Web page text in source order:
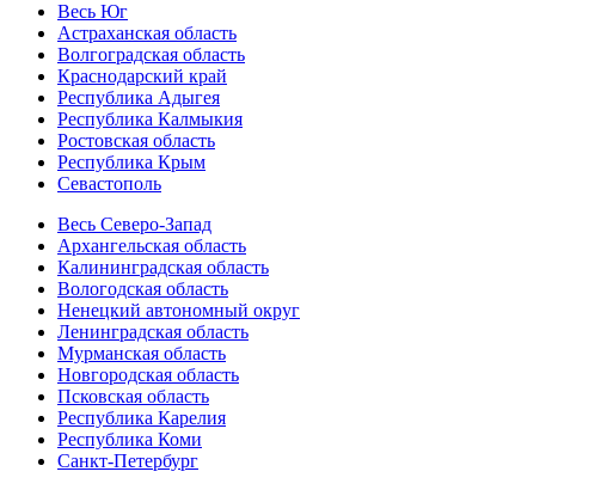
Весь Юг
Астраханская область
Волгоградская область
Краснодарский край
Республика Адыгея
Республика Калмыкия
Ростовская область
Республика Крым
Севастополь
Весь Северо-Запад
Архангельская область
Калининградская область
Вологодская область
Ненецкий автономный округ
Ленинградская область
Мурманская область
Новгородская область
Псковская область
Республика Карелия
Республика Коми
Санкт-Петербург